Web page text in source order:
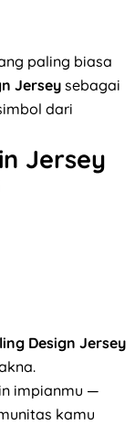
paling biasa
Jerseysebagai
dari
Jersey
Design Jersey
impianmu —
kamu